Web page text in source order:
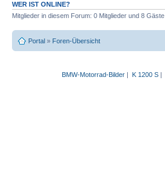
WER IST ONLINE?
Mitglieder in diesem Forum: 0 Mitglieder und 8 Gäste
Portal » Foren-Übersicht
BMW-Motorrad-Bilder| K 1200 S|